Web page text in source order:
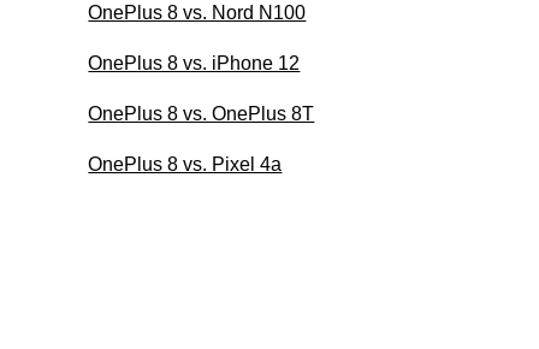
OnePlus 8 vs. Nord N100
OnePlus 8 vs. iPhone 12
OnePlus 8 vs. OnePlus 8T
OnePlus 8 vs. Pixel 4a